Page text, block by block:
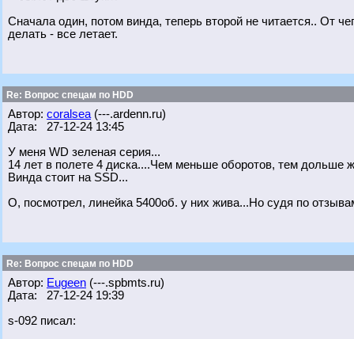
Сначала один, потом винда, теперь второй не читается.. От
делать - все летает.
Re: Вопрос спецам по HDD
Автор: coralsea (---.ardenn.ru)
Дата: 27-12-24 13:45
У меня WD зеленая серия...
14 лет в полете 4 диска....Чем меньше оборотов, тем дольше
Винда стоит на SSD...
О, посмотрел, линейка 5400об. у них жива...Но судя по
Re: Вопрос спецам по HDD
Автор: Eugeen (---.spbmts.ru)
Дата: 27-12-24 19:39
s-092 писал: